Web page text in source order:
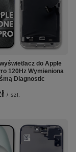
do Apple
120Hz Wymieniona
Diagnostic
/ szt.